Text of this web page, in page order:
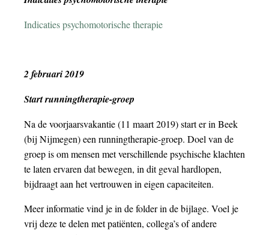
Indicaties psychomotorische therapie
2 februari 2019
Start runningtherapie-groep
Na de voorjaarsvakantie (11 maart 2019) start er in Beek
(bij Nijmegen) een runningtherapie-groep. Doel van de
groep is om mensen met verschillende psychische klachten
te laten ervaren dat bewegen, in dit geval hardlopen,
bijdraagt aan het vertrouwen in eigen capaciteiten.
Meer informatie vind je in de folder in de bijlage. Voel je
vrij deze te delen met patiënten, collega’s of andere